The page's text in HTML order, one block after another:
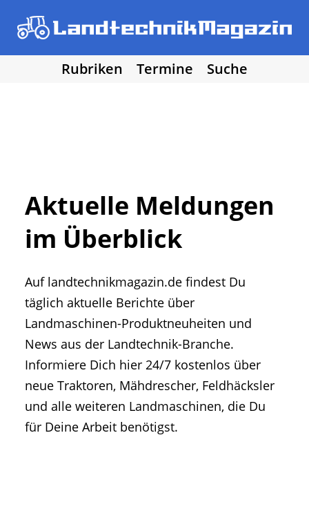
Rubriken Termine
Suche
• Hof- und Stalltechnik
• Forst, Garten und Kommune
• NawaRo und erneuerbare Energie
• Landtechnik allgemein
• DLG Testberichte • Vereine und Hobby
• Geschichte und Geschichten
• Messen und Veranstaltungen
• Mitteilung der Redaktion
• Agritechnica Neuheiten Archiv
• Artikel nach Hersteller/Marke
Aktuelle Meldungen
im Überblick
Auf landtechnikmagazin.de findest Du
täglich aktuelle Berichte über
Landmaschinen-Produktneuheiten und
News aus der Landtechnik-Branche.
Informiere Dich hier 24/7 kostenlos über
neue Traktoren, Mähdrescher, Feldhäcksler
und alle weiteren Landmaschinen, die Du
für Deine Arbeit benötigst.